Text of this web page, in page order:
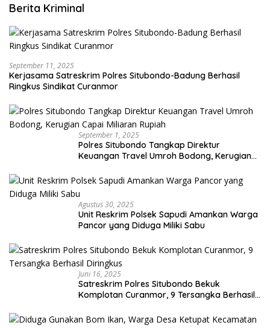
Berita Kriminal
September 11, 2025
Kerjasama Satreskrim Polres Situbondo-Badung Berhasil
Ringkus Sindikat Curanmor
September 1, 2025
Polres Situbondo Tangkap Direktur
Keuangan Travel Umroh Bodong, Kerugian
Agustus 30, 2025
Unit Reskrim Polsek Sapudi Amankan Warga
Pancor yang Diduga Miliki Sabu
Juni 16, 2025
Satreskrim Polres Situbondo Bekuk
Komplotan Curanmor, 9 Tersangka Berhasil